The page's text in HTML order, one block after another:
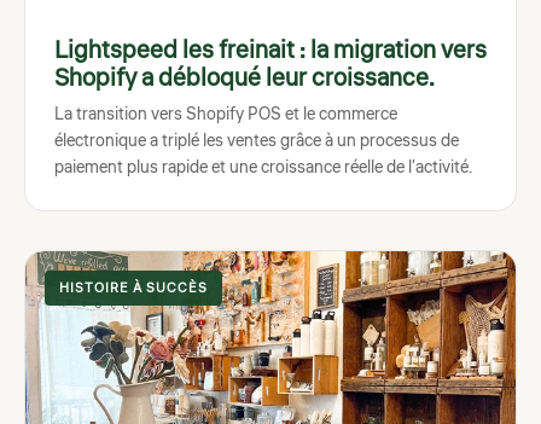
Lightspeed les freinait : la migration vers
Shopify a débloqué leur croissance.
La transition vers Shopify POS et le commerce
électronique a triplé les ventes grâce à un processus de
paiement plus rapide et une croissance réelle de l'activité.
HISTOIRE À SUCCÈS